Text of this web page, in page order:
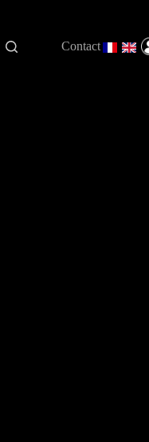
Contact